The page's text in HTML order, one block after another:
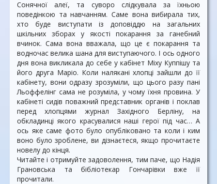
Сонячної алеї, та суворо слідкувала за їхньою
поведінкою та навчанням. Саме вона вибирала тих,
хто буде виступати із доповіддю на загальних
шкільних зборах у якості покарання за ганебний
вчинок. Сама вона вважала, що це є покарання та
водночас велика шана для виступаючого. І ось одного
дня вона викликала до себе у кабінет Міху Куппішу та
його друга Маріо. Коли налякані хлопці зайшли до її
кабінету, вони одразу зрозуміли, що цього разу пані
Льоффелінг сама не розуміла, у чому їхня провина. У
кабінеті сидів поважний представник органів і поклав
перед хлопцями журнал Західного Берліну, на
обкладинці якого красувалися наші герої під час… А
ось яке саме фото було опубліковано та коли і ким
воно було зроблене, ви дізнаєтеся, якщо прочитаєте
новелу до кінця.
Читайте і отримуйте задоволення, тим паче, що Надія
Грановська та бібліотекар Гончарівки вже її
прочитали.